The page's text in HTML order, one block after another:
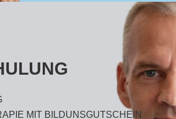
MIT BILDUNSGUTSCHEIN